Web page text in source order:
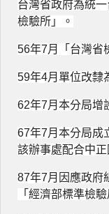
台灣省政府為統
檢驗所」。
56年7月 「台灣
59年4月 單位改隸
62年7月 本分局增
67年7月本分局成
該辦事處配合中
87年7月 因應政府
「經濟部標準檢